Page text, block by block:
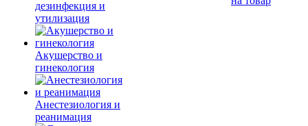
дезинфекция и
утилизация
Акушерство и
гинекология
Анестезиология и
реанимация